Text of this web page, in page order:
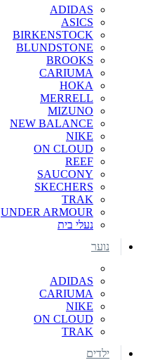
ADIDAS
ASICS
BIRKENSTOCK
BLUNDSTONE
BROOKS
CARIUMA
HOKA
MERRELL
MIZUNO
NEW BALANCE
NIKE
ON CLOUD
REEF
SAUCONY
SKECHERS
TRAK
UNDER ARMOUR
נעלי בית
נוער
ADIDAS
CARIUMA
NIKE
ON CLOUD
TRAK
ילדים